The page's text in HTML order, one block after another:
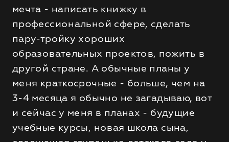
мечта - написать книжку в
профессиональной сфере, сделать
пару-тройку хороших
образовательных проектов, пожить в
другой стране. А обычные планы у
меня краткосрочные - больше, чем на
3-4 месяца я обычно не загадываю, вот
и сейчас у меня в планах - будущие
учебные курсы, новая школа сына,